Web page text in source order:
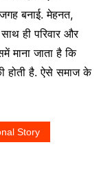
बनाई. मेहनत,
ही परिवार और
माना जाता है कि
होती है. ऐसे समाज के
Story